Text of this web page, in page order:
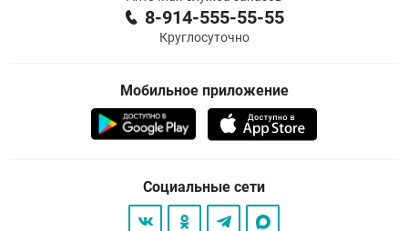
8-914-555-55-55
Круглосуточно
Мобильное приложение
Социальные сети